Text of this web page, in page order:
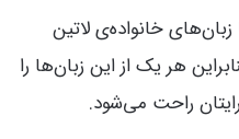
خانواده‌ی لاتین
هر یک از این زبان‌ها را
راحت می‌شود.